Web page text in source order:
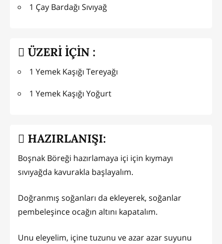
1 Çay Bardağı Sıvıyağ
ÜZERİ İÇİN :
1 Yemek Kaşığı Tereyağı
1 Yemek Kaşığı Yoğurt
HAZIRLANIŞI:
Boşnak Böreği hazırlamaya içi için kıymayı
sıvıyağda kavurakla başlayalım.
Doğranmış soğanları da ekleyerek, soğanlar
pembeleşince ocağın altını kapatalım.
Unu eleyelim, içine tuzunu ve azar azar suyunu